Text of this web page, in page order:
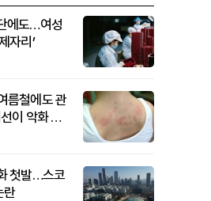
에도…여성
자리’
름철에도 관
이 악화 요
첫발…스코
란